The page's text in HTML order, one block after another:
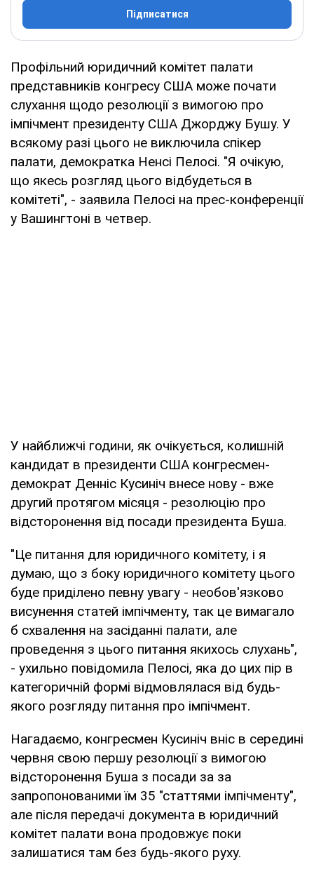
Підписатися
Профільний юридичний комітет палати
представників конгресу США може почати
слухання щодо резолюції з вимогою про
імпічмент президенту США Джорджу Бушу. У
всякому разі цього не виключила спікер
палати, демократка Ненсі Пелосі. "Я очікую,
що якесь розгляд цього відбудеться в
комітеті", - заявила Пелосі на прес-конференції
у Вашингтоні в четвер.
У найближчі години, як очікується, колишній
кандидат в президенти США конгресмен-
демократ Денніс Кусиніч внесе нову - вже
другий протягом місяця - резолюцію про
відсторонення від посади президента Буша.
"Це питання для юридичного комітету, і я
думаю, що з боку юридичного комітету цього
буде приділено певну увагу - необов'язково
висунення статей імпічменту, так це вимагало
б схвалення на засіданні палати, але
проведення з цього питання якихось слухань",
- ухильно повідомила Пелосі, яка до цих пір в
категоричній формі відмовлялася від будь-
якого розгляду питання про імпічмент.
Нагадаємо, конгресмен Кусиніч вніс в середині
червня свою першу резолюції з вимогою
відсторонення Буша з посади за за
запропонованими їм 35 "статтями імпічменту",
але після передачі документа в юридичний
комітет палати вона продовжує поки
залишатися там без будь-якого руху.